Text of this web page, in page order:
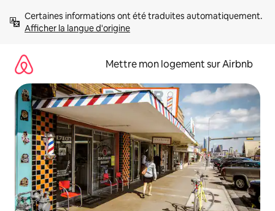
directement
Afficher la langue d'origine
Mettre mon logement sur Airbnb